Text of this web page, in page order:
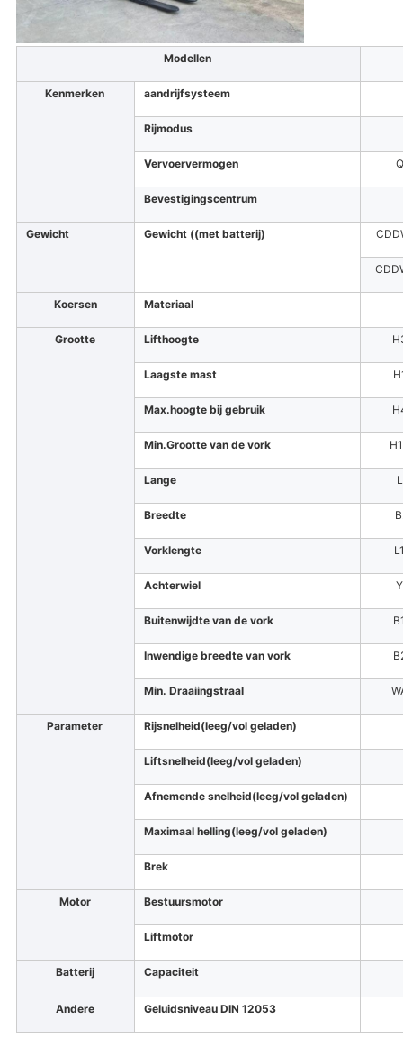
Modellen
Kenmerken aandrijfsysteem
Rijmodus
Vervoervermogen Q
Bevestigingscentrum
Gewicht Gewicht ((met batterij)
Koersen Materiaal
Grootte Lifthoogte
Laagste mast
Max.hoogte bij gebruik
Min.Grootte van de vork
Lange L
Breedte
Vorklengte
Achterwiel Y
Buitenwijdte van de vork
Inwendige breedte van vork
Min. Draaiingstraal
Parameter Rijsnelheid(leeg/vol geladen)
Liftsnelheid(leeg/vol geladen)
Afnemende snelheid(leeg/vol geladen)
Maximaal helling(leeg/vol geladen)
Brek
Motor Bestuursmotor
Liftmotor
Batterij Capaciteit
Andere Geluidsniveau DIN 12053